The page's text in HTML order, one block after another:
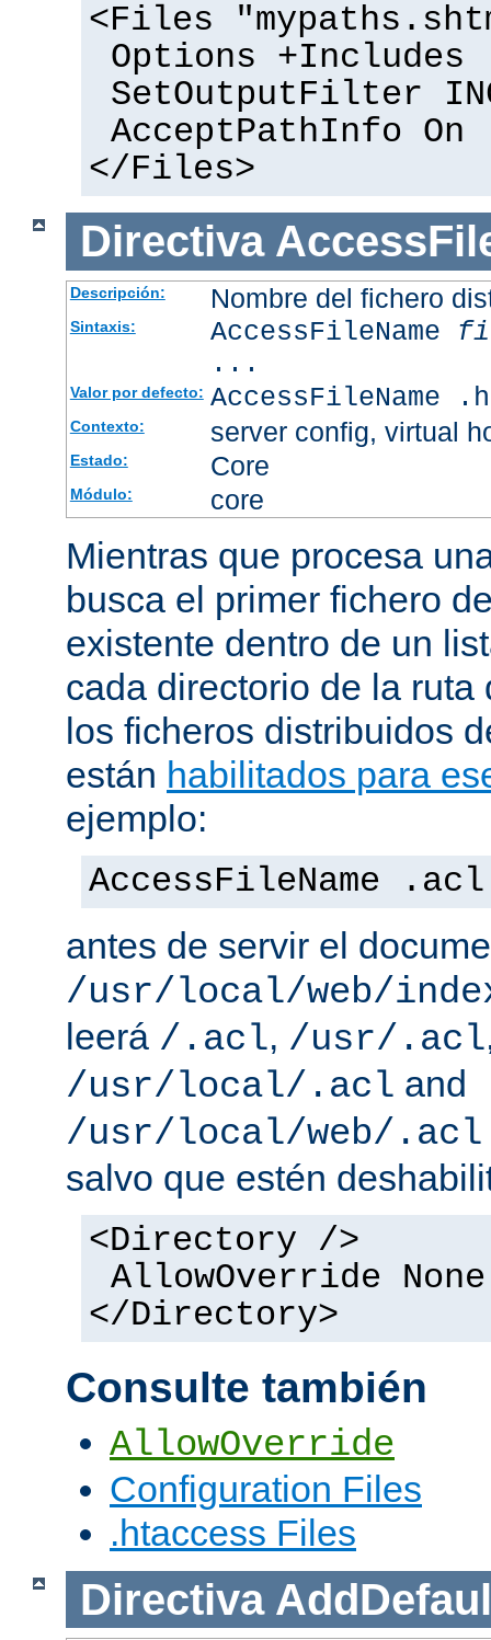
<Files
Options +Includes
SetOutputFilter
AcceptPathInfo On
</Files>
Directiva
Descripción: Nombre del fichero
Sintaxis: AccessFileName
...
Valor por defecto: AccessFileName
Contexto: server config, virtual
Estado: Core
Módulo: core
Mientras que procesa
busca el primer fichero
existente dentro de un
cada directorio de la ruta
los ficheros distribuidos
están habilitados para
ejemplo:
AccessFileName .acl
antes de servir el
/usr/local/web/
leerá /.acl, /usr/.acl
/usr/local/.acl and
/usr/local/web/.acl
salvo que estén
<Directory />
AllowOverride None
</Directory>
Consulte también
AllowOverride
Configuration Files
.htaccess Files
Directiva